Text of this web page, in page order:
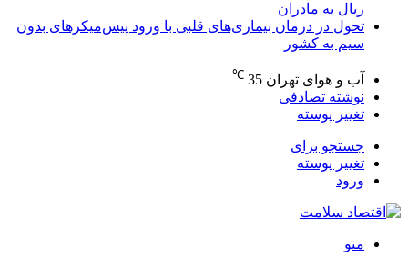
ریال به مادران
تحول در درمان بیماری‌های قلبی با ورود پیس‌میکرهای بدون
سیم به کشور
آب و هوای تهران 35
℃
نوشته تصادفی
تغییر پوسته
جستجو برای
تغییر پوسته
ورود
منو